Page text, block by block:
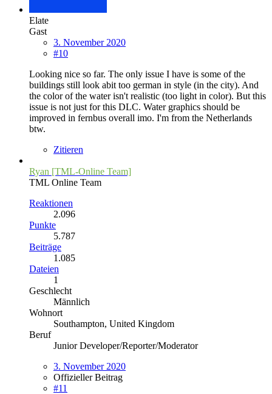
Elate
Gast
3. November 2020
#10
Looking nice so far. The only issue I have is some of the
buildings still look abit too german in style (in the city). And
the color of the water isn't realistic (too light in color). But this
issue is not just for this DLC. Water graphics should be
improved in fernbus overall imo. I'm from the Netherlands
btw.
Zitieren
Ryan [TML-Online Team]
TML Online Team
Reaktionen
2.096
Punkte
5.787
Beiträge
1.085
Dateien
1
Geschlecht
Männlich
Wohnort
Southampton, United Kingdom
Beruf
Junior Developer/Reporter/Moderator
3. November 2020
Offizieller Beitrag
#11